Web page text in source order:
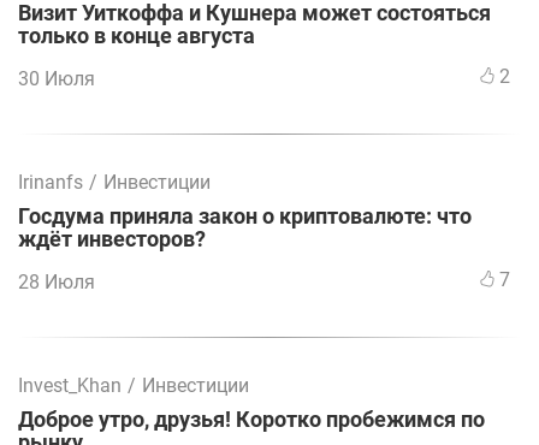
Визит Уиткоффа и Кушнера может состояться
только в конце августа
30 Июля 2
Irinanfs / Инвестиции
Госдума приняла закон о криптовалюте: что
ждёт инвесторов?
28 Июля 7
Invest_Khan / Инвестиции
Доброе утро, друзья! Коротко пробежимся по